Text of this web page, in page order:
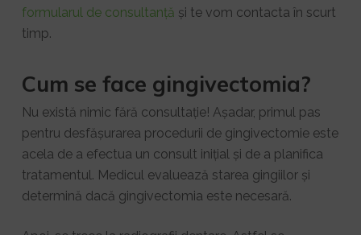
formularul de consultanță și te vom contacta în scurt
timp.
Cum se face gingivectomia?
Nu există nimic fără consultație! Așadar, primul pas
pentru desfășurarea procedurii de gingivectomie este
acela de a efectua un consult inițial și de a planifica
tratamentul. Medicul evaluează starea gingiilor și
determină dacă gingivectomia este necesară.